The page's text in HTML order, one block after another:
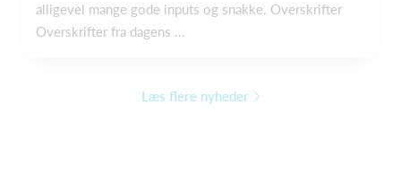
alligevel mange gode inputs og snakke. Overskrifter
Overskrifter fra dagens ...
Læs flere nyheder